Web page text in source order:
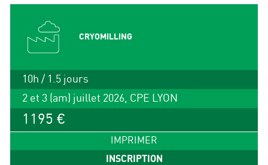
CRYOMILLING
10h / 1.5 jours
2 et 3 (am) juillet 2026, CPE LYON
1195 €
IMPRIMER
INSCRIPTION